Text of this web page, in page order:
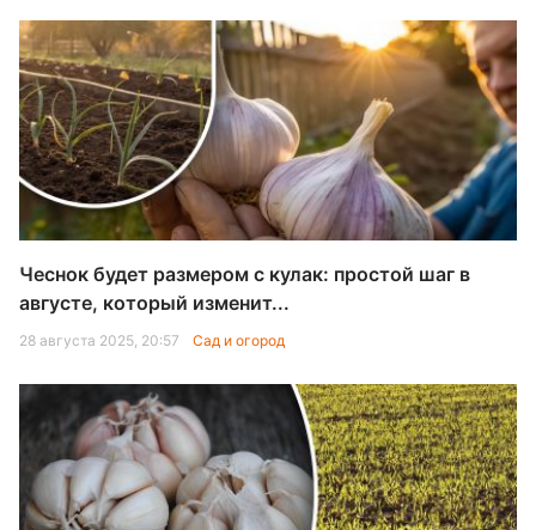
Чеснок будет размером с кулак: простой шаг в
августе, который изменит...
28 августа 2025, 20:57 Сад и огород